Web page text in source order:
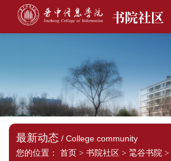
书院社区
最新动态 / College community
您的位置：
首页 > 书院社区 > 毣谷书院 >